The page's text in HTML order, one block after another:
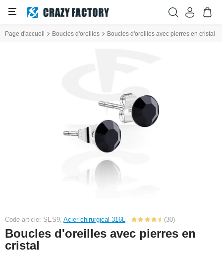
Page d'accueil Boucles d'oreilles Boucles d'oreilles avec pierres en cristal
Code article: SES9, Acier chirurgical 316L (30)
Boucles d'oreilles avec pierres en
cristal